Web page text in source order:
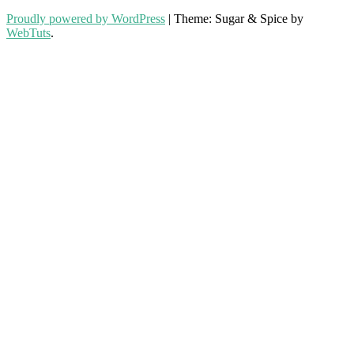
Proudly powered by WordPress
Theme: Sugar & Spice by
WebTuts.